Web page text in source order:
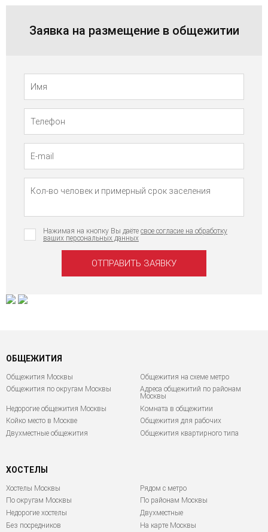
Заявка на размещение в общежитии
Нажимая на кнопку Вы даёте свое согласие на обработку
ваших персональных данных
ОБЩЕЖИТИЯ
Общежития Москвы
Общежития на схеме метро
Общежития по округам Москвы
Адреса общежитий по районам
Москвы
Недорогие общежития Москвы
Комната в общежитии
Койко место в Москве
Общежития для рабочих
Двухместные общежития
Общежития квартирного типа
ХОСТЕЛЫ
Хостелы Москвы
По округам Москвы
Недорогие хостелы
Без посредников
Рядом с метро
По районам Москвы
Двухместные
На карте Москвы